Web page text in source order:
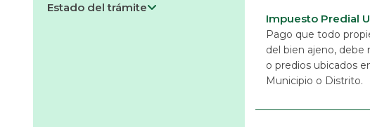
Parcialmente en línea
Requieren Pago
Estado del trámite
Impuesto Predial
Pago que todo
del bien ajeno, debe
o predios ubicados
Municipio o Distrito.